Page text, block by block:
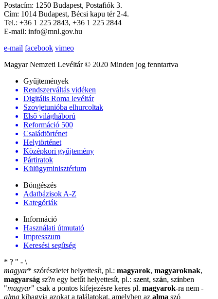
Postacím: 1250 Budapest, Postafiók 3.
Cím: 1014 Budapest, Bécsi kapu tér 2-4.
Tel.: +36 1 225 2843, +36 1 225 2844
E-mail: info@mnl.gov.hu
e-mail facebook vimeo
Magyar Nemzeti Levéltár © 2020 Minden jog fenntartva
Gyűjtemények
Rendszerváltás vidéken
Digitális Roma levéltár
Szovjetunióba elhurcoltak
Első világháború
Reformáció 500
Családtörténet
Helytörténet
Középkori gyűjtemény
Pártiratok
Külügyminisztérium
Böngészés
Adatbázisok A-Z
Kategóriák
Információ
Használati útmutató
Impresszum
Keresési segítség
* ? " - \
magyar* szórészletet helyettesít, pl.: magyarok, magyaroknak,
magyarság sz?n egy betűt helyettesít, pl.: szent, szán, színben
"magyar" csak a pontos kifejezésre keres pl. magyarok-ra nem -
alma kihagyja azokat a találatokat, amelyben az alma szó